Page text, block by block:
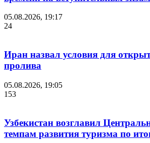
05.08.2026, 19:17
24
Иран назвал условия для
пролива
05.08.2026, 19:05
153
Узбекистан возглавил
темпам развития туризма по